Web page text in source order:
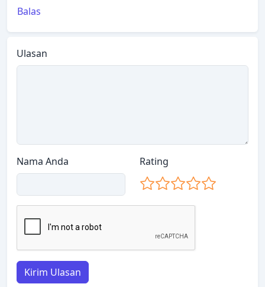
Balas
Ulasan
Nama Anda Rating
Kirim Ulasan